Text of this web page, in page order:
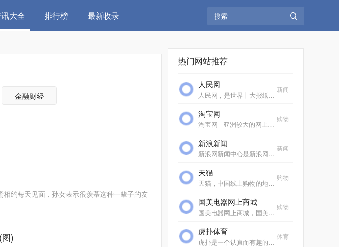
大全 排行榜 最新收录
金融财经
约每天见面，孙女表示很羡慕这种一辈子的友
)
热门网站推荐
人民网
人民网，是世界十大报纸之一《人民日报》建设的以新闻为主的大型网上信息发布平台，也是互联网上最大的中文和多语种新闻网站之一。作为国家重点新闻网站，人民网以新闻报道...
新闻
淘宝网
淘宝网 - 亚洲较大的网上交易平台，提供各类服饰、美容、家居、数码、话费/点卡充值… 数亿优质商品，同时提供担保交易(先收货后付款)等安全交易保障服务，并由商家提供退货...
购物
新浪新闻
新浪网新闻中心是新浪网重要的频道之一，24小时滚动报道国内、国际及社会新闻。每日编发新闻数以万计。
新闻
天猫
天猫，中国线上购物的地标网站，亚洲超大的综合性购物平台，拥有10万多品牌商家。每日发布大量国内外商品！正品网购，上天猫！天猫千万大牌正品,品类全，一站购，支付安全，...
购物
国美电器网上商城
国美电器网上商城，国美电器唯一官方网上商城，中国领先的专业家电网购平台。全球品牌电视、洗衣机、电脑、手机、数码、空调、电脑配件、生活电器、网络产品等正品行货，更...
购物
虎扑体育
虎扑是一个认真而有趣的社区，每天有众多jrs在虎扑分享自己对篮球、足球、游戏电竞、运动装备、影视、汽车、数码、情感等一切人和事的见解，热闹、真实、有温度。
体育